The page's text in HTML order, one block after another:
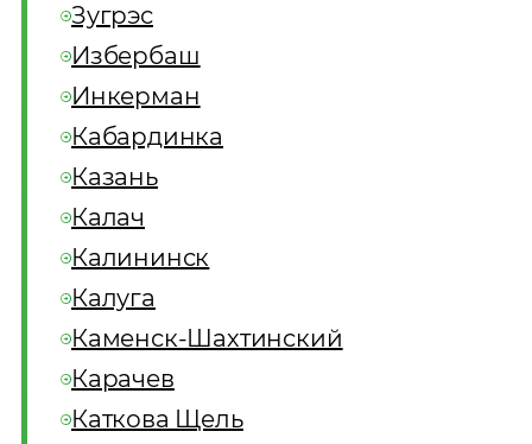
Зугрэс
Избербаш
Инкерман
Кабардинка
Казань
Калач
Калининск
Калуга
Каменск-Шахтинский
Карачев
Каткова Щель